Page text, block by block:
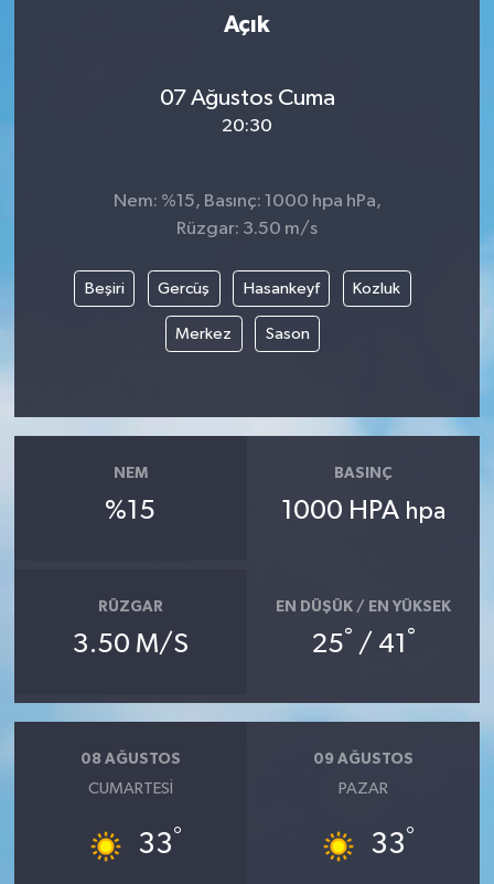
Açık
07 Ağustos Cuma
20:30
Nem: %15, Basınç: 1000 hpa hPa,
Rüzgar: 3.50 m/s
Beşiri Gercüş Hasankeyf Kozluk
Merkez Sason
NEM
%15
BASINÇ
1000 HPA hpa
RÜZGAR
3.50 M/S
EN DÜŞÜK / EN YÜKSEK
25° / 41 °
08 AĞUSTOS
CUMARTESI
33°
09 AĞUSTOS
PAZAR
33°
Yaşam